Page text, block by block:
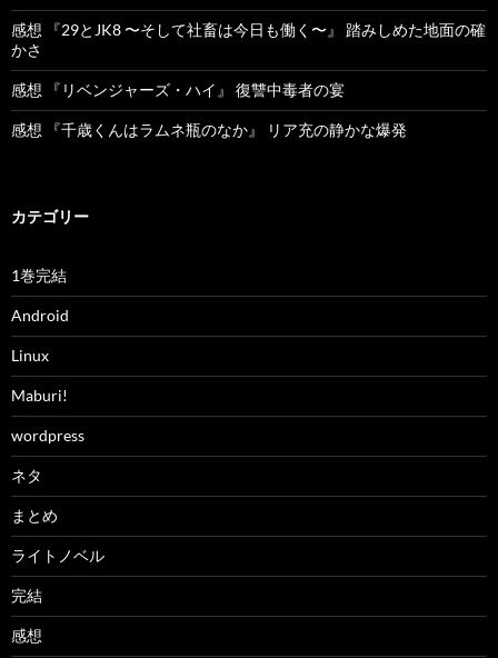
感想 『29とJK8 〜そして社畜は今日も働く〜』 踏みしめた地面の確
かさ
感想 『リベンジャーズ・ハイ』 復讐中毒者の宴
感想 『千歳くんはラムネ瓶のなか』 リア充の静かな爆発
カテゴリー
1巻完結
Android
Linux
Maburi!
wordpress
ネタ
まとめ
ライトノベル
完結
感想